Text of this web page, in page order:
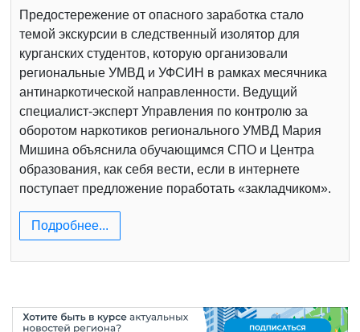
Предостережение от опасного заработка стало
темой экскурсии в следственный изолятор для
курганских студентов, которую организовали
региональные УМВД и УФСИН в рамках месячника
антинаркотической направленности. Ведущий
специалист-эксперт Управления по контролю за
оборотом наркотиков регионального УМВД Мария
Мишина объяснила обучающимся СПО и Центра
образования, как себя вести, если в интернете
поступает предложение поработать «закладчиком».
Подробнее...